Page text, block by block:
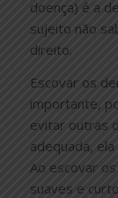
doença) é a
sujeito não
direito.
Escovar os
importante,
evitar outras
adequada,
Ao escovar
suaves e